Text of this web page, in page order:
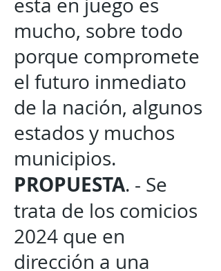
esta en juego es
mucho, sobre todo
porque compromete
el futuro inmediato
de la nación, algunos
estados y muchos
municipios.
PROPUESTA. - Se
trata de los comicios
2024 que en
dirección a una